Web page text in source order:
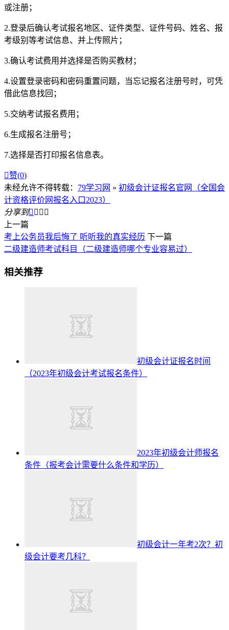
或注册；
2.登录后确认考试报名地区、证件类型、证件号码、姓名、报
考级别等考试信息、并上传照片；
3.确认考试费用并选择是否购买教材；
4.设置登录密码和密码重置问题，当忘记报名注册号时，可凭
借此信息找回；
5.交纳考试报名费用；
6.生成报名注册号；
7.选择是否打印报名信息表。
赞(0)
未经允许不得转载： 79学习网 » 初级会计证报名官网（全国会
计资格评价网报名入口2023）
分享到   
上一篇
考上公务员我后悔了 听听我的真实经历 下一篇
二级建造师考试科目（二级建造师哪个专业容易过）
相关推荐
初级会计证报名时间
（2023年初级会计考试报名条件）
2023年初级会计师报名
条件（报考会计需要什么条件和学历）
初级会计一年考2次？初
级会计要考几科？